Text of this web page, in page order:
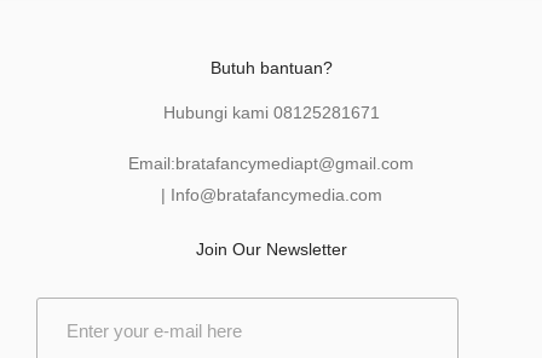
Butuh bantuan?
Hubungi kami 08125281671
Email:bratafancymediapt@gmail.com
| Info@bratafancymedia.com
Join Our Newsletter